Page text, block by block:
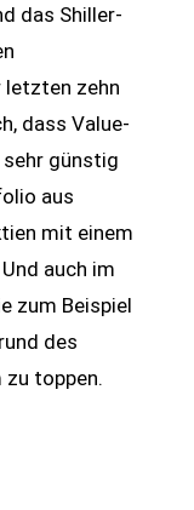
das Shiller-
letzten zehn
dass Value-
günstig
aus
mit einem
auch im
zum Beispiel
des
toppen.